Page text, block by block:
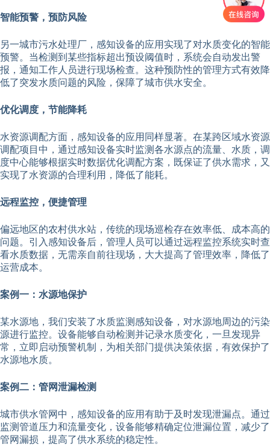
智能预警，预防风险
另一城市污水处理厂，感知设备的应用实现了对水质变化的智能
预警。当检测到某些指标超出预设阈值时，系统会自动发出警
报，通知工作人员进行现场检查。这种预防性的管理方式有效降
低了突发水质问题的风险，保障了城市供水安全。
优化调度，节能降耗
水资源调配方面，感知设备的应用同样显著。在某跨区域水资源
调配项目中，通过感知设备实时监测各水源点的流量、水质，调
度中心能够根据实时数据优化调配方案，既保证了供水需求，又
实现了水资源的合理利用，降低了能耗。
远程监控，便捷管理
偏远地区的农村供水站，传统的现场巡检存在效率低、成本高的
问题。引入感知设备后，管理人员可以通过远程监控系统实时查
看水质数据，无需亲自前往现场，大大提高了管理效率，降低了
运营成本。
案例一：水源地保护
某水源地，我们安装了水质监测感知设备，对水源地周边的污染
源进行监控。设备能够自动检测并记录水质变化，一旦发现异
常，立即启动预警机制，为相关部门提供决策依据，有效保护了
水源地水质。
案例二：管网泄漏检测
城市供水管网中，感知设备的应用有助于及时发现泄漏点。通过
监测管道压力和流量变化，设备能够精确定位泄漏位置，减少了
管网漏损，提高了供水系统的稳定性。